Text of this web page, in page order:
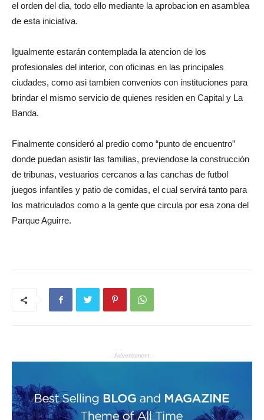
el orden del dia, todo ello mediante la aprobacion en asamblea
de esta iniciativa.
Igualmente estarán contemplada la atencion de los
profesionales del interior, con oficinas en las principales
ciudades, como asi tambien convenios con instituciones para
brindar el mismo servicio de quienes residen en Capital y La
Banda.
Finalmente consideró al predio como “punto de encuentro”
donde puedan asistir las familias, previendose la construcción
de tribunas, vestuarios cercanos a las canchas de futbol
juegos infantiles y patio de comidas, el cual servirá tanto para
los matriculados como a la gente que circula por esa zona del
Parque Aguirre.
- Advertisment -